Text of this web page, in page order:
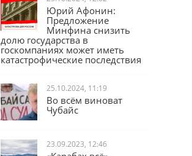
25.10.2024, 12:02
Юрий Афонин:
Предложение
Минфина снизить
долю государства в
госкомпаниях может иметь
катастрофические последствия
25.10.2024, 11:19
Во всём виноват
Чубайс
23.09.2023, 12:46